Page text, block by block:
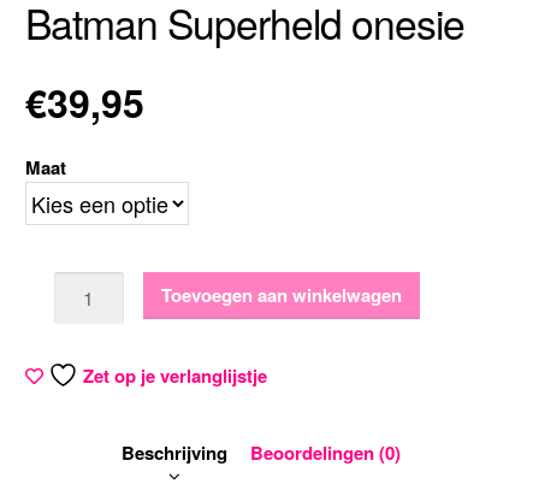
Batman Superheld onesie
€39,95
Maat
Toevoegen aan winkelwagen
Zet op je verlanglijstje
Beschrijving Beoordelingen (0)